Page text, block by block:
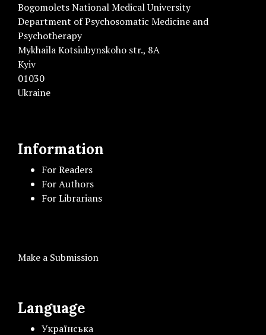
Bogomolets National Medical University
Department of Psychosomatic Medicine and
Psychotherapy
Mykhaila Kotsiubynskoho str., 8A
Kyiv
01030
Ukraine
Information
For Readers
For Authors
For Librarians
Make a Submission
Language
Українська